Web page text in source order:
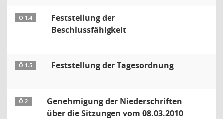
Ö 1.4
Feststellung der
Beschlussfähigkeit
Ö 1.5 Feststellung der Tagesordnung
Ö 2
Genehmigung der Niederschriften
über die Sitzungen vom 08.03.2010